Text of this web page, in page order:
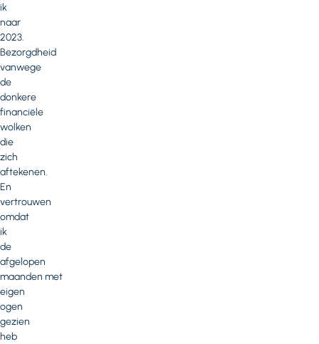
ik
naar
2023.
Bezorgdheid
vanwege
de
donkere
financiële
wolken
die
zich
aftekenen.
En
vertrouwen
omdat
ik
de
afgelopen
maanden met
eigen
ogen
gezien
heb